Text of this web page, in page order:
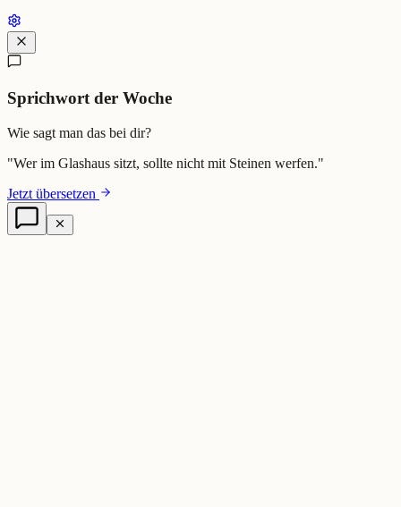
Sprichwort der Woche
Wie sagt man das bei dir?
"Wer im Glashaus sitzt, sollte nicht mit Steinen werfen."
Jetzt übersetzen